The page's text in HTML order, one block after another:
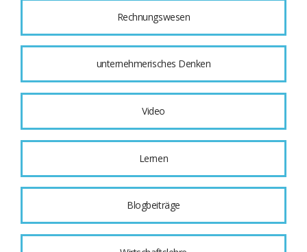
Rechnungswesen
unternehmerisches Denken
Video
Lernen
Blogbeiträge